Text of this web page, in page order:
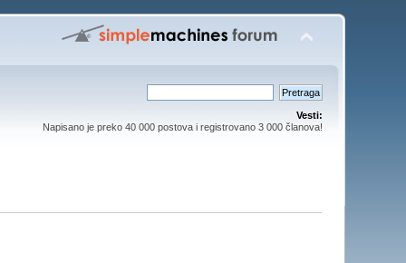
Vesti:
Napisano je preko 40 000 postova i registrovano 3 000 članova!